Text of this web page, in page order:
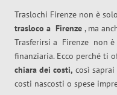
Traslochi Firenze non è
trasloco a Firenze , ma
Trasferirsi a Firenze non
finanziaria. Ecco perché ti
chiara dei costi, così saprai
costi nascosti o spese